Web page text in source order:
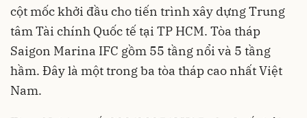
cột mốc khởi đầu cho tiến trình xây dựng Trung
tâm Tài chính Quốc tế tại TP HCM. Tòa tháp
Saigon Marina IFC gồm 55 tầng nổi và 5 tầng
hầm. Đây là một trong ba tòa tháp cao nhất Việt
Nam.